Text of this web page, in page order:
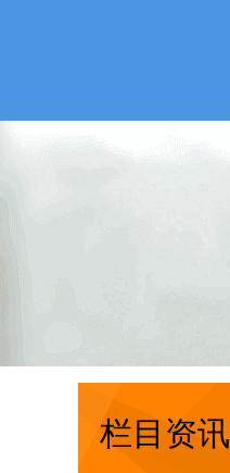
栏目资讯